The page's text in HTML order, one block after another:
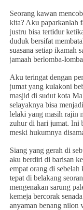
Seorang kawan
kita? Aku paparkanlah
justru bisa tertidur
duduk bersifat
suasana setiap ikamah
jamaah berlomba-
Aku teringat dengan
jumat yang kulakoni
masjid di sudut kota
selayaknya bisa
lelaki yang masih rajin
zuhur di hari jumat. Ini
meski hukumnya
Siang yang gerah di
aku berdiri di barisan
empat orang di
tepat di belakang
mengenakan sarung
kemeja bercorak
anyaman benang nilon